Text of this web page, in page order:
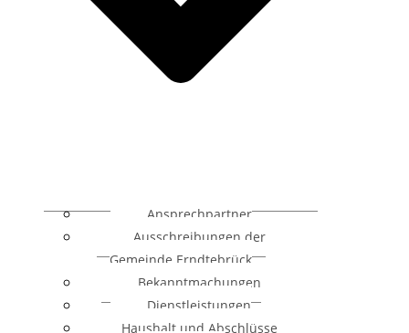
Ansprechpartner
Ausschreibungen der
Gemeinde Erndtebrück
Bekanntmachungen
Dienstleistungen
Haushalt und Abschlüsse